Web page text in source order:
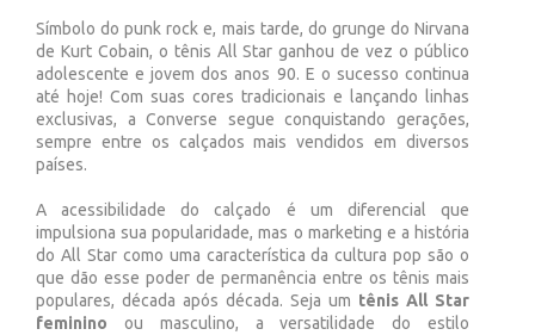
Símbolo do punk rock e, mais tarde, do grunge do Nirvana
de Kurt Cobain, o tênis All Star ganhou de vez o público
adolescente e jovem dos anos 90. E o sucesso continua
até hoje! Com suas cores tradicionais e lançando linhas
exclusivas, a Converse segue conquistando gerações,
sempre entre os calçados mais vendidos em diversos
países.
A acessibilidade do calçado é um diferencial que
impulsiona sua popularidade, mas o marketing e a história
do All Star como uma característica da cultura pop são o
que dão esse poder de permanência entre os tênis mais
populares, década após década. Seja um tênis All Star
feminino ou masculino, a versatilidade do estilo